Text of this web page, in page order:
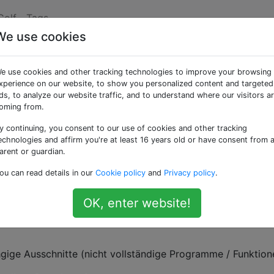
Tags
bei minimaler
darum, das Beste aus dem wenigsten Code zu
tatsächliche Ausgabe ist?
hatten, das beste Input-Output-Verhältniszu
endlichen und deterministischenAusgabe mit
ist diese Herausforderung dann nicht
Ausschnitte (nicht vollständige Programme /
use cookies
use cookies and other tracking technologies to improve your browsing
on our website, to show you personalized content and targeted
to analyze our website traffic, and to understand where our visitors
from.
continuing, you consent to our use of cookies and other tracking
and affirm you're at least 16 years old or have consent from a
or guardian.
can read details in our Cookie policy and Privacy policy.
OK, enter website!